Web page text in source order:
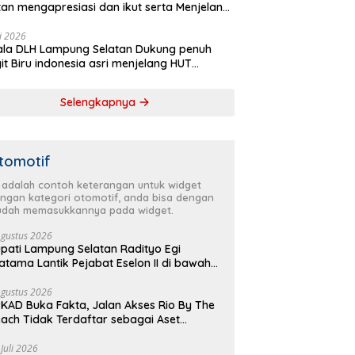
mengapresiasi dan ikut serta Menjelang
cabang) Partai Demokrat Lampung
gelar aksi bersih-bersih pantai dan
pohon
2026
DLH Lampung Selatan Dukung penuh
Biru indonesia asri menjelang HUT
Selengkapnya
adalah contoh keterangan untuk widget
kategori otomotif, anda bisa dengan
memasukkannya pada widget.
2026
Lampung Selatan Radityo Egi
Lantik Pejabat Eselon II di bawah
2026
Buka Fakta, Jalan Akses Rio By The
Tidak Terdaftar sebagai Aset
2026